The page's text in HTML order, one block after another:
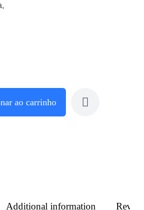
ao carrinho
Additional information